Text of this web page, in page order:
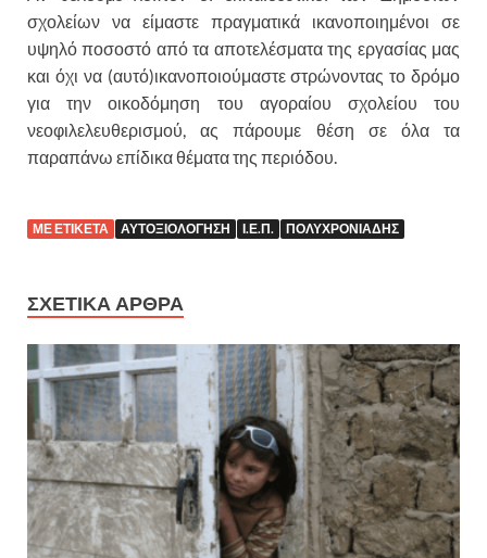
σχολείων να είμαστε πραγματικά ικανοποιημένοι σε
υψηλό ποσοστό από τα αποτελέσματα της εργασίας μας
και όχι να (αυτό)ικανοποιούμαστε στρώνοντας το δρόμο
για την οικοδόμηση του αγοραίου σχολείου του
νεοφιλελευθερισμού, ας πάρουμε θέση σε όλα τα
παραπάνω επίδικα θέματα της περιόδου.
ΜΕ ΕΤΙΚΕΤΑ ΑΥΤΟΞΙΟΛΟΓΗΣΗ Ι.Ε.Π. ΠΟΛΥΧΡΟΝΙΑΔΗΣ
ΣΧΕΤΙΚΑ ΑΡΘΡΑ